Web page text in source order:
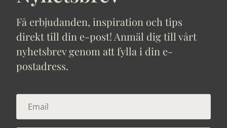
Få erbjudanden, inspiration och tips
direkt till din e-post! Anmäl dig till vårt
nyhetsbrev genom att fylla i din e-
postadress.